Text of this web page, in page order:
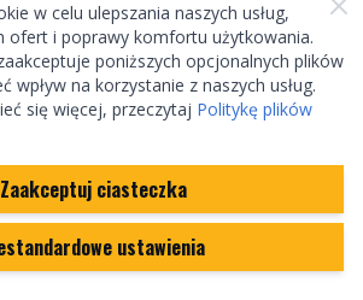
w celu ulepszania naszych usług,
ofert i poprawy komfortu użytkowania.
poniższych opcjonalnych plików
wpływ na korzystanie z naszych usług.
się więcej, przeczytaj Politykę plików
Zaakceptuj ciasteczka
ustawienia
Land rover
skrzyni biegów Defender od